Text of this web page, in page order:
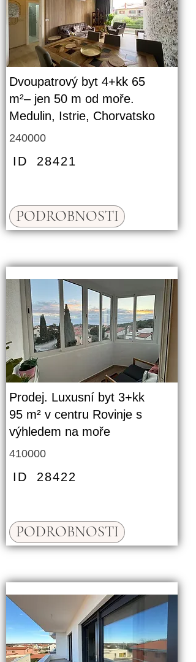
Dvoupatrový byt 4+kk 65
m²– jen 50 m od moře.
Medulin, Istrie, Chorvatsko
240000
ID 28421
PODROBNOSTI
Prodej. Luxusní byt 3+kk
95 m² v centru Rovinje s
výhledem na moře
410000
ID 28422
PODROBNOSTI